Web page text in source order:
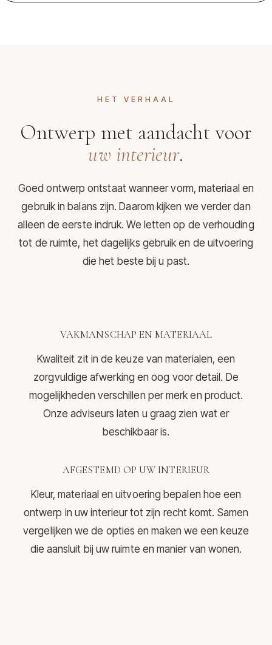
HET VERHAAL
Ontwerp met aandacht voor
uw interieur.
Goed ontwerp ontstaat wanneer vorm, materiaal en
gebruik in balans zijn. Daarom kijken we verder dan
alleen de eerste indruk. We letten op de verhouding
tot de ruimte, het dagelijks gebruik en de uitvoering
die het beste bij u past.
VAKMANSCHAP EN MATERIAAL
Kwaliteit zit in de keuze van materialen, een
zorgvuldige afwerking en oog voor detail. De
mogelijkheden verschillen per merk en product.
Onze adviseurs laten u graag zien wat er
beschikbaar is.
AFGESTEMD OP UW INTERIEUR
Kleur, materiaal en uitvoering bepalen hoe een
ontwerp in uw interieur tot zijn recht komt. Samen
vergelijken we de opties en maken we een keuze
die aansluit bij uw ruimte en manier van wonen.